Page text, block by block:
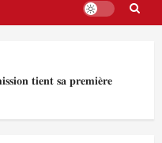
𝐭𝐢𝐞𝐧𝐭 𝐬𝐚 𝐩𝐫𝐞𝐦𝐢𝐞̀𝐫𝐞